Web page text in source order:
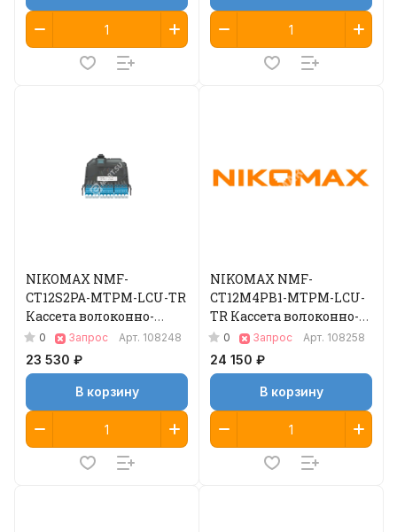
NIKOMAX NMF-
CT12S2PA-MTPM-LCU-TR
Кассета волоконно-
оптическая
0 Запрос Арт. 108248
23 530 ₽
В корзину
NIKOMAX NMF-
CT12M4PB1-MTPM-LCU-
TR Кассета волоконно-
оптическая
0 Запрос Арт. 108258
24 150 ₽
В корзину